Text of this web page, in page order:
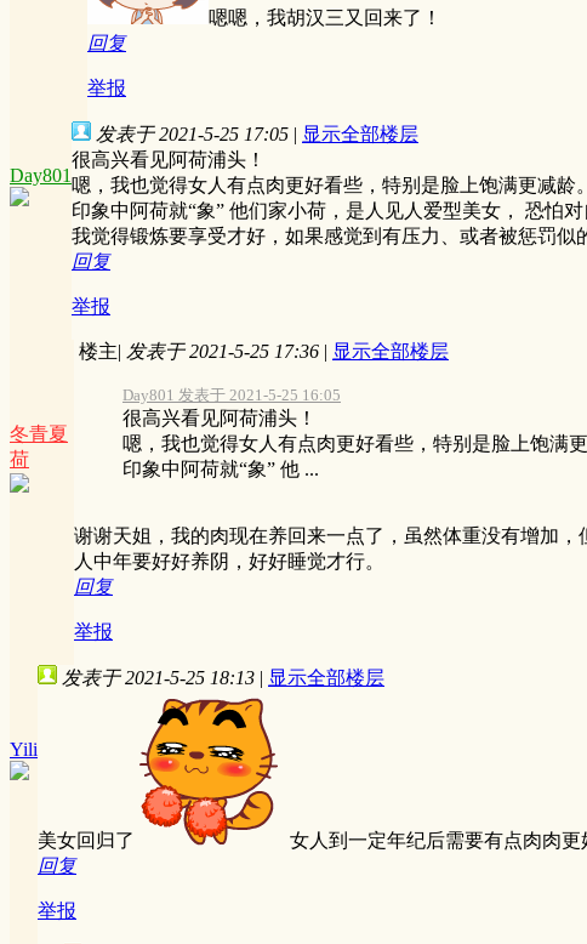
嗯嗯，我胡汉三又回来了！
回复
举报
Day801
发表于 2021-5-25 17:05 | 显示全部楼层
很高兴看见阿荷浦头！
嗯，我也觉得女人有点肉更好看些，特别是脸上饱满更减龄。
印象中阿荷就“象” 他们家小荷，是人见人爱型美女， 恐怕
我觉得锻炼要享受才好，如果感觉到有压力、或者被惩罚似
回复
举报
冬青夏
荷
楼主| 发表于 2021-5-25 17:36 | 显示全部楼层
Day801 发表于 2021-5-25 16:05
很高兴看见阿荷浦头！
嗯，我也觉得女人有点肉更好看些，特别是脸上饱满更
印象中阿荷就“象” 他 ...
谢谢天姐，我的肉现在养回来一点了，虽然体重没有增加
人中年要好好养阴，好好睡觉才行。
回复
举报
Yili
发表于 2021-5-25 18:13 | 显示全部楼层
美女回归了
女人到一定年纪后需要有点肉肉更
回复
举报